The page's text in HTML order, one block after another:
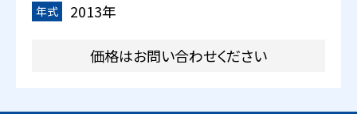
年式
2013年
価格はお問い合わせください